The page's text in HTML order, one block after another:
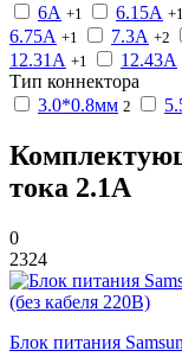
6А +1 6.15А +1
6.75А +1 7.3А +2
12.31А +1 12.43А
Тип коннектора
3.0*0.8мм 2
тока 2.1А
0
2324
Блок питания